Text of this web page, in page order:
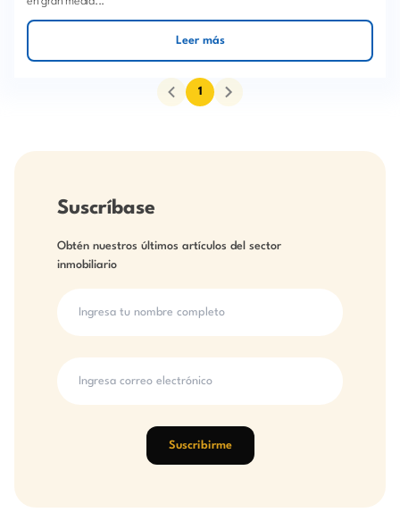
Leer más
1
Suscríbase
Obtén nuestros últimos artículos del sector
inmobiliario
Suscribirme